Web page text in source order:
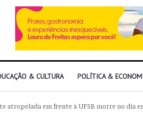
& CULTURA POLÍTICA &
atropelada em frente à UFSB morre no dia